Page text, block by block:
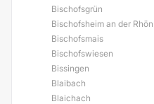
Bischofsgrün
Bischofsheim an der Rhön
Bischofsmais
Bischofswiesen
Bissingen
Blaibach
Blaichach